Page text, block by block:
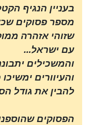
בעניין הנגיף
מספר פסוקים
שזוהי אזהרה
עם ישראל...
והמשכילים
והעיוורים
להבין את גודל
הפסוקים